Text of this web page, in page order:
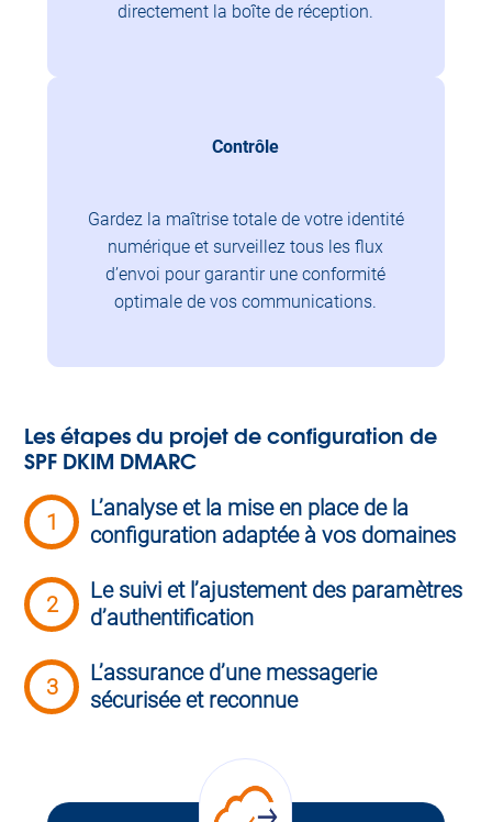
directement la boîte de réception.
Contrôle
Gardez la maîtrise totale de votre identité
numérique et surveillez tous les flux
d’envoi pour garantir une conformité
optimale de vos communications.
Les étapes du projet de configuration de
SPF DKIM DMARC
1
L’analyse et la mise en place de la
configuration adaptée à vos domaines
2
Le suivi et l’ajustement des paramètres
d’authentification
3
L’assurance d’une messagerie
sécurisée et reconnue